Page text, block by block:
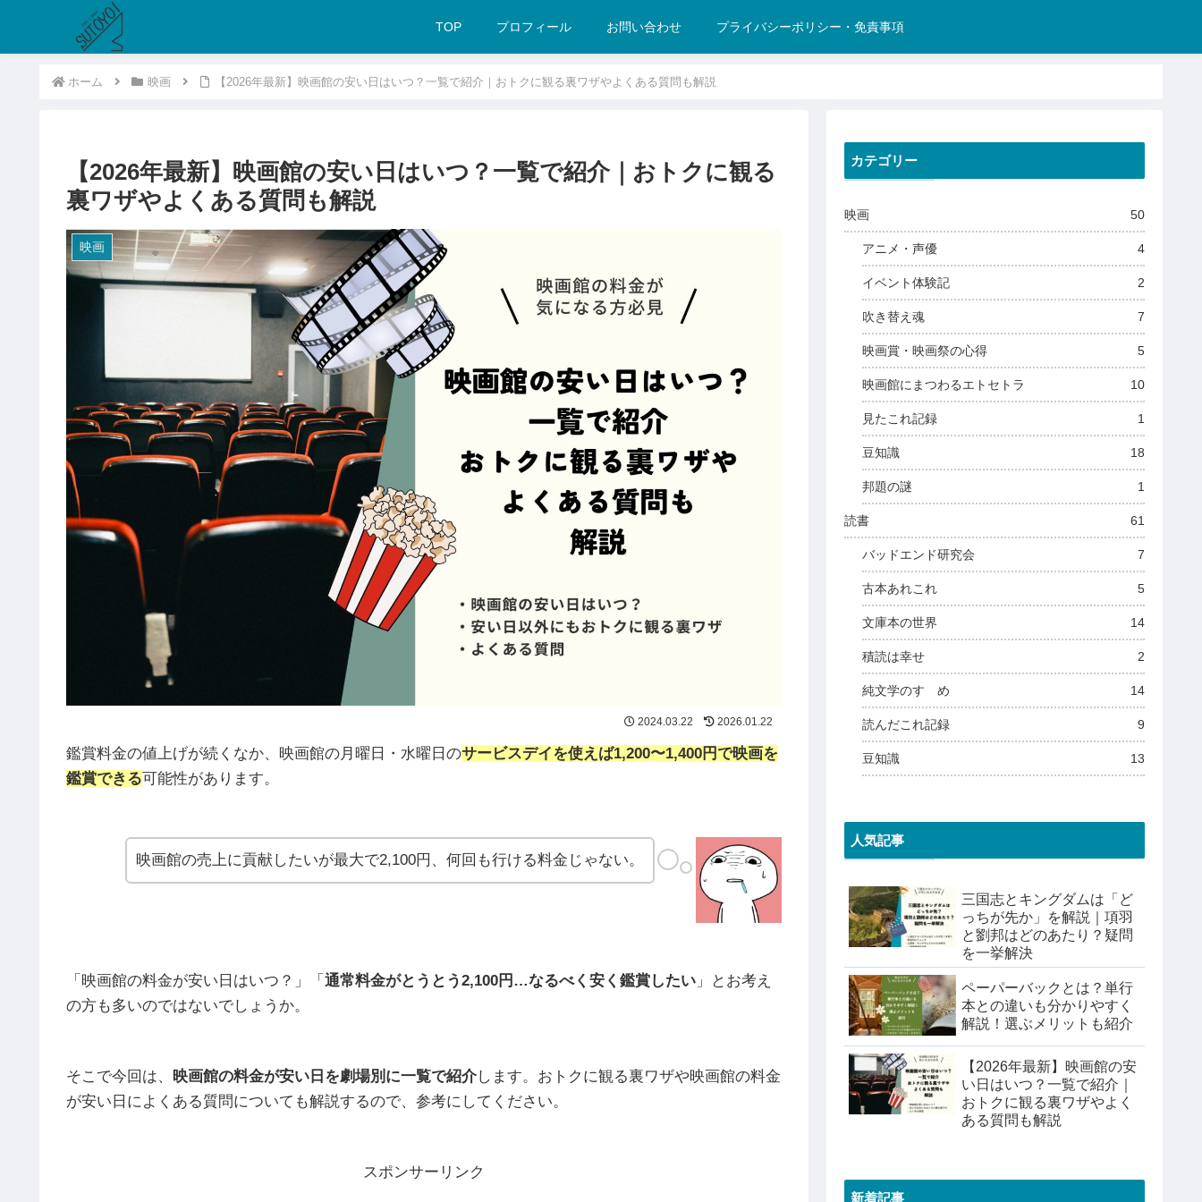
TOP プロフィール お問い合わせ プライバシーポリシー・免責事項
ホーム 映画 【2026年最新】映画館の安い日はいつ？一覧で紹介｜おトクに観る裏ワザやよくある質問も解説
【2026年最新】映画館の安い日はいつ？一覧で紹介｜おトクに観る
裏ワザやよくある質問も解説
映画
2024.03.22 2026.01.22
鑑賞料金の値上げが続くなか、映画館の月曜日・水曜日のサービスデイを使えば1,200〜1,400円で映画を
鑑賞できる可能性があります。
映画館の売上に貢献したいが最大で2,100円、何回も行ける料金じゃない。
「映画館の料金が安い日はいつ？」「 通常料金がとうとう2,100円…なるべく安く鑑賞したい 」とお考え
の方も多いのではないでしょうか。
そこで今回は、 映画館の料金が安い日を劇場別に一覧で紹介します。おトクに観る裏ワザや映画館の料金
が安い日によくある質問についても解説するので、参考にしてください。
スポンサーリンク
カテゴリー
映画 50
アニメ・声優 4
イベント体験記 2
吹き替え魂 7
映画賞・映画祭の心得 5
映画館にまつわるエトセトラ 10
見たこれ記録 1
豆知識 18
邦題の謎 1
読書 61
バッドエンド研究会 7
古本あれこれ 5
文庫本の世界 14
積読は幸せ 2
純文学のすゝめ 14
読んだこれ記録 9
豆知識 13
人気記事
三国志とキングダムは「ど
っちが先か」を解説｜項羽
と劉邦はどのあたり？疑問
を一挙解決
ペーパーバックとは？単行
本との違いも分かりやすく
解説！選ぶメリットも紹介
【2026年最新】映画館の安
い日はいつ？一覧で紹介｜
おトクに観る裏ワザやよく
ある質問も解説
新着記事